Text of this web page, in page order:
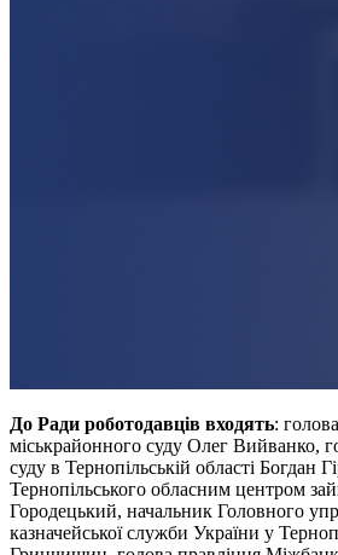
До Ради роботодавців входять:
міськрайонного суду Олег Вийванко,
суду в Тернопільській області Богдан
Тернопільського обласним центром
Городецький, начальник Головного
казначейської служби України у